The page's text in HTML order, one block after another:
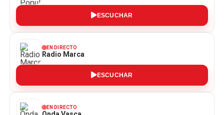
ESCUCHAR
EN DIRECTO
Radio Marca
ESCUCHAR
EN DIRECTO